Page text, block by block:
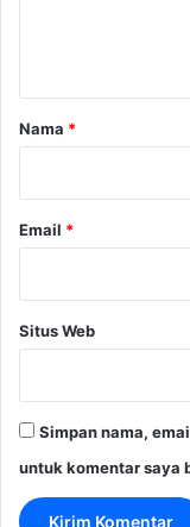
rNama *
Email *
Situs Web
Simpan nama,
untuk komentar saya